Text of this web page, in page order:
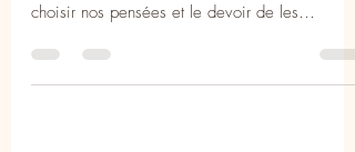
choisir nos pensées et le devoir de les